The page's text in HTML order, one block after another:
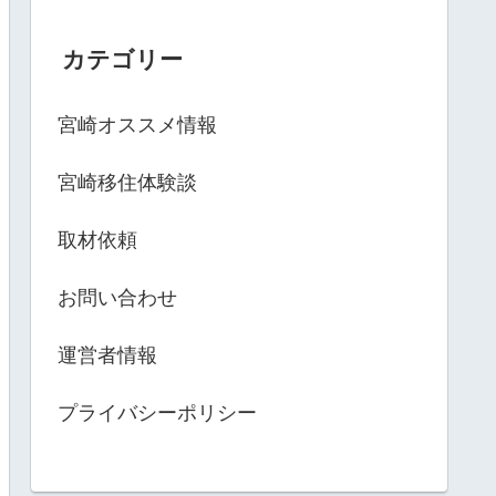
カテゴリー
宮崎オススメ情報
宮崎移住体験談
取材依頼
お問い合わせ
運営者情報
プライバシーポリシー